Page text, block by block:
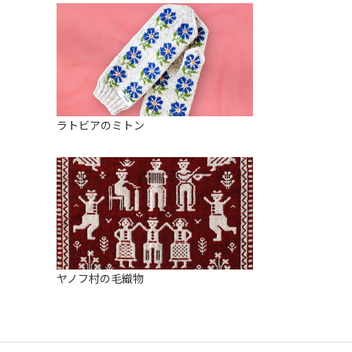
ラトビアのミトン
ヤノフ村の毛織物